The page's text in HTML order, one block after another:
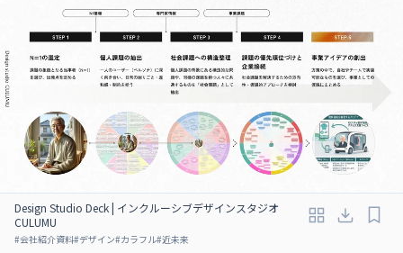
Design Studio Deck | インクルーシブデザインスタジオ
CULUMU
#会社紹介資料#デザイン#カラフル#近未来